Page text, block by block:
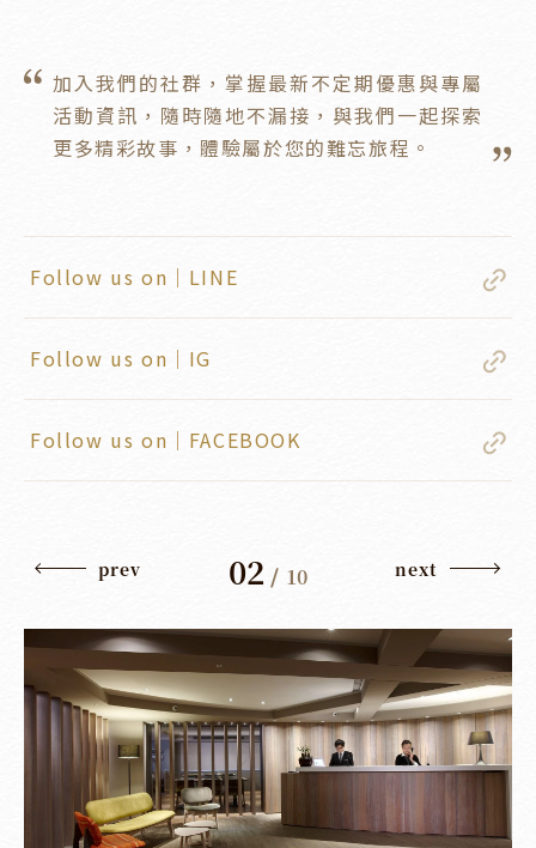
加入我們的社群，掌握最新不定期優惠與專屬
活動資訊，隨時隨地不漏接，與我們一起探索
更多精彩故事，體驗屬於您的難忘旅程。
Follow us on｜LINE
Follow us on｜IG
Follow us on｜FACEBOOK
prev 02 / 10 next